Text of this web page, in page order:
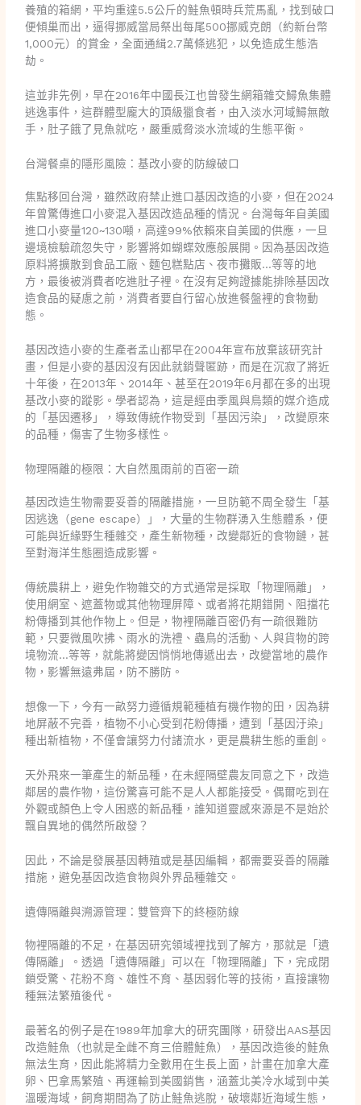
養殖的箱網，平均重達5.5公斤的鮭魚頓時兵荒馬亂，找到破口
便傾巢而出，逼得挪威當局祭出每尾500挪威克朗（約新台幣
1,000元）的賞金，全面通緝2.7萬條逃犯，以免造成生態浩
劫。
這並非先例，早在2016年中國長江也曾發生網箱雜交鱘魚集體
逃逸事件，這群體型龐大的頂級獵食者，由入淡水河域鱘無敵
手，肚子餓了見魚就吃，嚴重威脅淡水流域的生態平衡。
台灣餐桌的隱形風險：基改小麥的防線破口
焦點移回台灣，雖然政府禁止進口基因改造的小麥，但在2024
年曾驚傳進口小麥混入基因改造品種的情況。台灣每年自美國
進口小麥量120~130噸，高達99%依賴來自美國的供應，一旦
邊境檢驗疏忽失守，影響將如蝴蝶效應般展開。因為基因改造
原料將擴散到食品工廠、麵包糕點店、夜市攤販…等等的地
方，最後被消費者吃進肚子裡。在沒有足夠證據能排除基因改
造食品的疑慮之前，消費者要自行留心放進餐盤裡的食物動
態。
基因改造小麥的生產者孟山都早在2004年宣布放棄該研究計
畫，但是小麥的基因沒有因此就銷聲匿跡，而是在沉寂了將近
十年後，在2013年、2014年、甚至在2019年6月都在多的出現
基改小麥的蹤影。學者認為，這是經由季風與鳥類的媒介造成
的「基因遷移」，導致傳統作物受到「基因污染」，改變原來
的品種，傷害了生物多樣性。
物理隔離的極限：大自然風雨前的百密一疏
基因改造生物需要妥善的隔離措施，一旦防範不周全發生「基
因逃逸（gene escape）」，大量的生物群湧入生態體系，便
可能與近緣野生種雜交，產生新物種，改變鄰近的食物鏈，甚
至對海洋生態圈造成影響。
傳統農耕上，避免作物雜交的方式通常是採取「物理隔離」，
使用網室、遮蓋物或其他物理屏障、或者將花期錯開、阻擋花
粉傳播到其他作物上。但是，物裡隔離百密仍有一疏很難防
範，只要微風吹拂、雨水的洗禮、蟲鳥的活動、人與貨物的跨
境物流…等等，就能將變因悄悄地傳遞出去，改變當地的農作
物，影響無遠弗屆，防不勝防。
想像一下，今有一畝努力遵循規範種植有機作物的田，因為耕
地屏蔽不完善，植物不小心受到花粉傳播，遭到「基因汙染」
種出新植物，不僅會讓努力付諸流水，更是農耕生態的重創。
天外飛來一筆產生的新品種，在未經隔壁農友同意之下，改造
鄰居的農作物，這份驚喜可能不是人人都能接受。偶爾吃到在
外觀或顏色上令人困惑的新品種，誰知道靈感來源是不是始於
飄自異地的偶然所啟發？
因此，不論是發展基因轉殖或是基因編輯，都需要妥善的隔離
措施，避免基因改造食物與外界品種雜交。
遺傳隔離與溯源管理：雙管齊下的終極防線
物裡隔離的不足，在基因研究領域裡找到了解方，那就是「遺
傳隔離」。透過「遺傳隔離」可以在「物理隔離」下，完成閉
鎖受驚、花粉不育、雄性不育、基因弱化等的技術，直接讓物
種無法繁殖後代。
最著名的例子是在1989年加拿大的研究團隊，研發出AAS基因
改造鮭魚（也就是全雌不育三倍體鮭魚），基因改造後的鮭魚
無法生育，因此能將精力全數用在生長上面，計畫在加拿大產
卵、巴拿馬繁殖、再運輸到美國銷售，涵蓋北美冷水域到中美
溫暖海域，飼育期間為了防止鮭魚逃脫，破壞鄰近海域生態，